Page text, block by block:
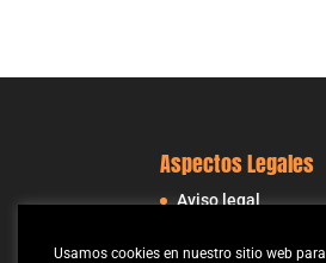
Aspectos Legales
Aviso legal
Usamos cookies en nuestro sitio web para